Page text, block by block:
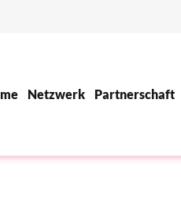
Netzwerk Partnerschaft